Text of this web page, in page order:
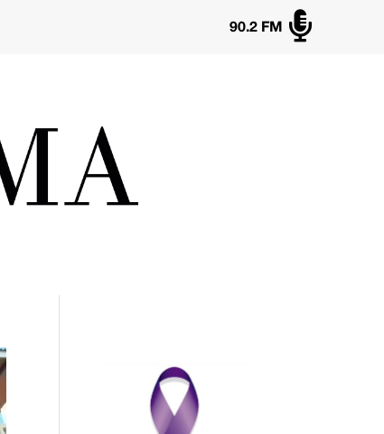

90.2 FM